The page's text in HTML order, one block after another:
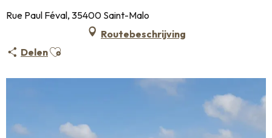
Rue Paul Féval, 35400 Saint-Malo
Routebeschrijving
DelenAjouter aux favoris